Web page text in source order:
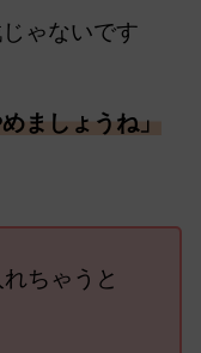
ゃないです
ましょうね」
ちゃうと